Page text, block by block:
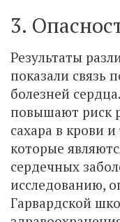
3.
Результаты
показали связь
болезней
повышают риск
сахара в крови
которые
сердечных
исследованию,
Гарвардской